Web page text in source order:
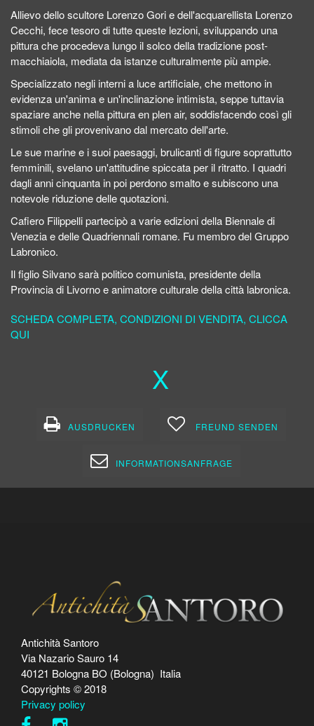
Allievo dello scultore Lorenzo Gori e dell'acquarellista Lorenzo
Cecchi, fece tesoro di tutte queste lezioni, sviluppando una
pittura che procedeva lungo il solco della tradizione post-
macchiaiola, mediata da istanze culturalmente più ampie.
Specializzato negli interni a luce artificiale, che mettono in
evidenza un'anima e un'inclinazione intimista, seppe tuttavia
spaziare anche nella pittura en plen air, soddisfacendo così gli
stimoli che gli provenivano dal mercato dell'arte.
Le sue marine e i suoi paesaggi, brulicanti di figure soprattutto
femminili, svelano un'attitudine spiccata per il ritratto. I quadri
dagli anni cinquanta in poi perdono smalto e subiscono una
notevole riduzione delle quotazioni.
Cafiero Filippelli partecipò a varie edizioni della Biennale di
Venezia e delle Quadriennali romane. Fu membro del Gruppo
Labronico.
Il figlio Silvano sarà politico comunista, presidente della
Provincia di Livorno e animatore culturale della città labronica.
SCHEDA COMPLETA, CONDIZIONI DI VENDITA, CLICCA
QUI
X
AUSDRUCKEN FREUND SENDEN
INFORMATIONSANFRAGE
Antichità Santoro
Via Nazario Sauro 14
40121 Bologna BO (Bologna) Italia
Copyrights © 2018
Privacy policy